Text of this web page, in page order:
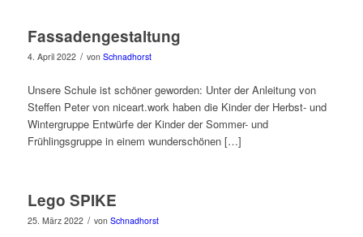
Fassadengestaltung
4. April 2022 / von Schnadhorst
Unsere Schule ist schöner geworden: Unter der Anleitung von
Steffen Peter von niceart.work haben die Kinder der Herbst- und
Wintergruppe Entwürfe der Kinder der Sommer- und
Frühlingsgruppe in einem wunderschönen […]
Lego SPIKE
25. März 2022 / von Schnadhorst